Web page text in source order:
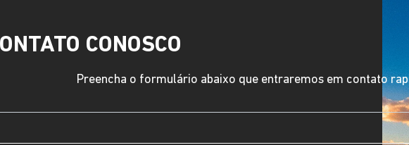
CONOSCO
Preencha o formulário abaixo que entraremos em contato